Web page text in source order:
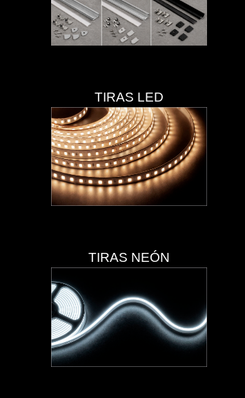
TIRAS LED
TIRAS NEÓN